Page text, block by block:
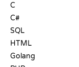
C
C#
SQL
HTML
Golang